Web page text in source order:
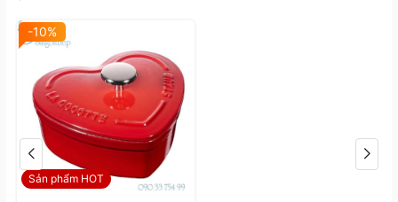
Sản phẩm HOT
-10%